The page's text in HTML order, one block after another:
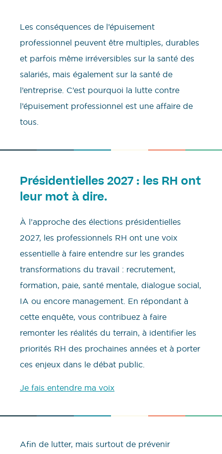
Les conséquences de l’épuisement
professionnel peuvent être multiples, durables
et parfois même irréversibles sur la santé des
salariés, mais également sur la santé de
l’entreprise. C’est pourquoi la lutte contre
l’épuisement professionnel est une affaire de
tous.
Présidentielles 2027 : les RH ont
leur mot à dire.
À l’approche des élections présidentielles
2027, les professionnels RH ont une voix
essentielle à faire entendre sur les grandes
transformations du travail : recrutement,
formation, paie, santé mentale, dialogue social,
IA ou encore management. En répondant à
cette enquête, vous contribuez à faire
remonter les réalités du terrain, à identifier les
priorités RH des prochaines années et à porter
ces enjeux dans le débat public.
Je fais entendre ma voix
Afin de lutter, mais surtout de prévenir